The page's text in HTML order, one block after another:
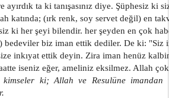
ta ki tanışasınız diye. Şüphesiz ki
(ırk renk, soy servet değil) en
ki her şeyi bilendir. her şeyden en çok
bedeviler biz iman ettik dediler. De ki: "Siz
inkıyat ettik deyin. Zira iman henüz
iseniz eğer, ameliniz eksilmez. Allah çok
ki; Allah ve Resulüne imandan